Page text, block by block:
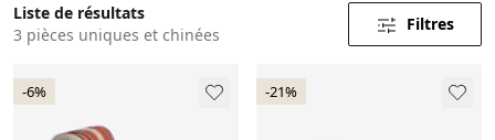
Liste de résultats
3 pièces uniques et chinées
Filtres
-6% -21%